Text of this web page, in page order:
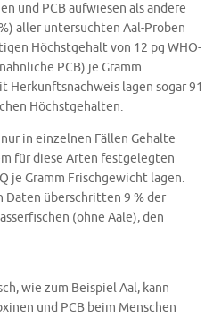
und PCB aufwiesen als andere
aller untersuchten Aal-Proben
Höchstgehalt von 12 pg WHO-
PCB) je Gramm
Herkunftsnachweis lagen sogar 91
Höchstgehalten.
in einzelnen Fällen Gehalte
für diese Arten festgelegten
je Gramm Frischgewicht lagen.
Daten überschritten 9 % der
(ohne Aale), den
wie zum Beispiel Aal, kann
und PCB beim Menschen